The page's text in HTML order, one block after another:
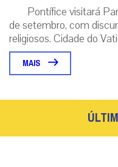
Pontífice visitará
de setembro, com
religiosos. Cidade do
MAIS